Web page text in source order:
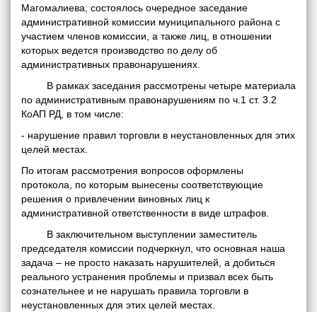
Магомалиева, состоялось очередное заседание
административной комиссии муниципального района с
участием членов комиссии, а также лиц, в отношении
которых ведется производство по делу об
административных правонарушениях.
В рамках заседания рассмотрены четыре материала
по административным правонарушениям по ч.1 ст. 3.2
КоАП РД, в том числе:
- нарушение правил торговли в неустановленных для этих
целей местах.
По итогам рассмотрения вопросов оформлены
протокола, по которым вынесены соответствующие
решения о привлечении виновных лиц к
административной ответственности в виде штрафов.
В заключительном выступлении заместитель
председателя комиссии подчеркнул, что основная наша
задача – не просто наказать нарушителей, а добиться
реального устранения проблемы и призвал всех быть
сознательнее и не нарушать правила торговли в
неустановленных для этих целей местах.